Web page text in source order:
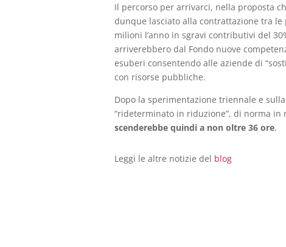
Il percorso per arrivarci, nella proposta
dunque lasciato alla contrattazione tra le
milioni l’anno in sgravi contributivi del
arriverebbero dal Fondo nuove
esuberi consentendo alle aziende di
con risorse pubbliche.
Dopo la sperimentazione triennale e
“rideterminato in riduzione”, di norma in
scenderebbe quindi a non oltre 36 ore.
Leggi le altre notizie del blog